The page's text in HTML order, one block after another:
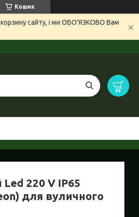
Кошик
сайту, і ми ОБО'ЯЗКОВО Вам
220 V IP65
для вуличного